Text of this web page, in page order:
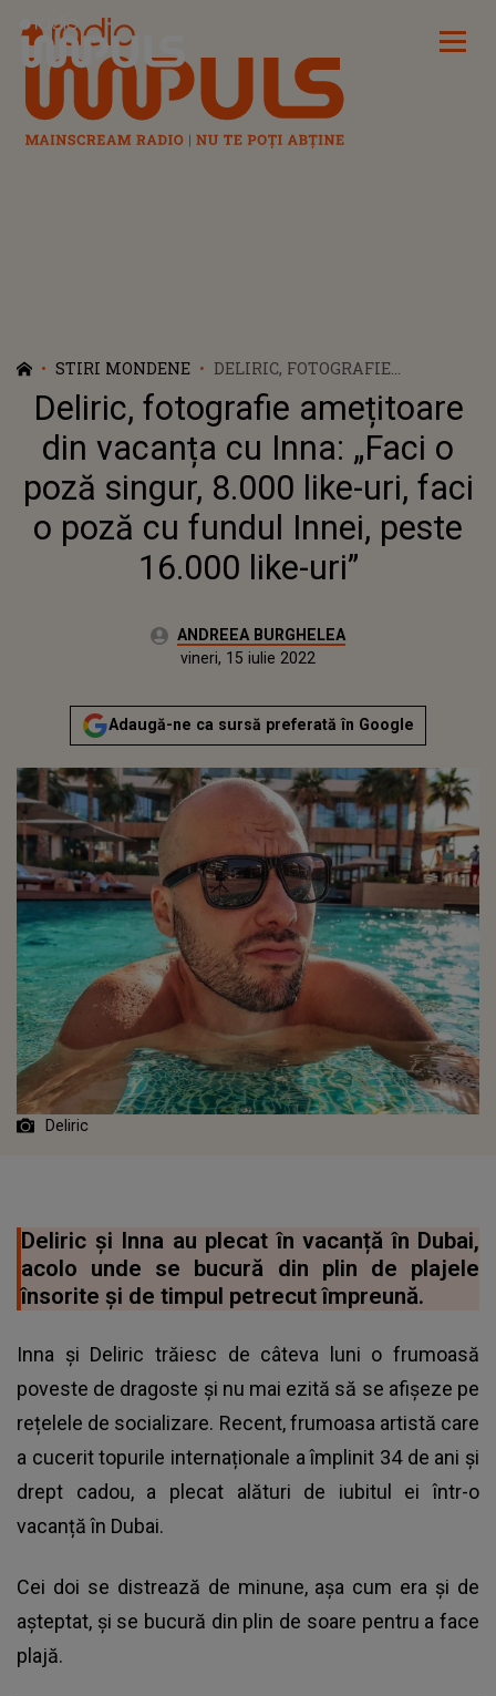
Radio Impuls
STIRI MONDENE
DELIRIC, FOTOGRAFIE
AMEȚITOARE DIN VACANȚA CU
INNA: „FACI O POZĂ SINGUR,
8.000 LIKE-URI, FACI O POZĂ CU
FUNDUL INNEI, PESTE 16.000
LIKE-URI”
Deliric, fotografie amețitoare
din vacanța cu Inna: „Faci o
poză singur, 8.000 like-uri, faci
o poză cu fundul Innei, peste
16.000 like-uri”
Autor:ANDREEA BURGHELEA
miercuri, 21 octombrie 2020Actualizat:
vineri, 15 iulie 2022
Adaugă-ne ca sursă preferată în Google
Deliric
Deliric și Inna au plecat în vacanță în Dubai,
acolo unde se bucură din plin de plajele
însorite și de timpul petrecut împreună.
Inna și Deliric trăiesc de câteva luni o frumoasă
poveste de dragoste și nu mai ezită să se afișeze pe
rețelele de socializare. Recent, frumoasa artistă care
a cucerit topurile internaționale a împlinit 34 de ani și
drept cadou, a plecat alături de iubitul ei într-o
vacanță în Dubai.
Cei doi se distrează de minune, așa cum era și de
așteptat, și se bucură din plin de soare pentru a face
plajă.